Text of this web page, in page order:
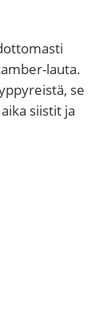
lauta.
se
siistit ja